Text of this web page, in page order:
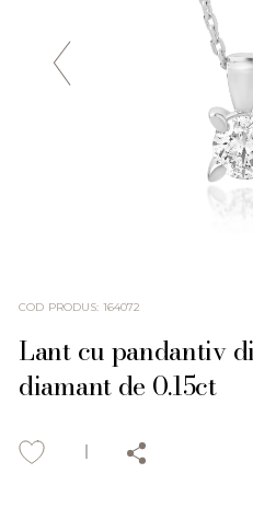
COD PRODUS: 164072
Lant cu pandantiv
diamant de 0.15ct